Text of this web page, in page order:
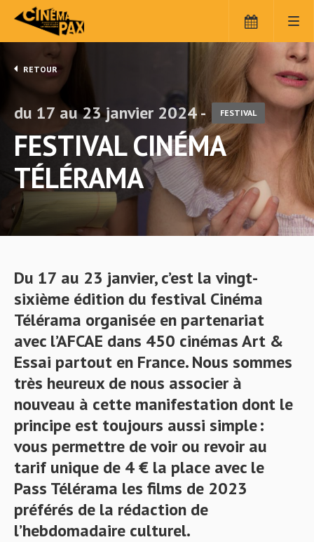
RETOUR
du 17 au 23 janvier 2024 - FESTIVAL
FESTIVAL CINÉMA
TÉLÉRAMA
Du 17 au 23 janvier, c’est la vingt-
sixième édition du festival Cinéma
Télérama organisée en partenariat
avec l’AFCAE dans 450 cinémas Art &
Essai partout en France. Nous sommes
très heureux de nous associer à
nouveau à cette manifestation dont le
principe est toujours aussi simple :
vous permettre de voir ou revoir au
tarif unique de 4 € la place avec le
Pass Télérama les films de 2023
préférés de la rédaction de
l’hebdomadaire culturel.